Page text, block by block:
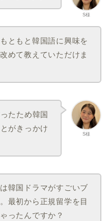
S様
ともと韓国語に興味を
めて教えていただけま
S様
たため韓国
がきっかけ
韓国ドラマがすごいブ
最初から正規留学を目
ったんですか？